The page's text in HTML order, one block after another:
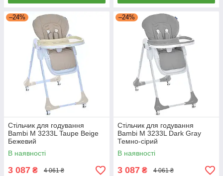
–24%
Стільчик для годування
Bambi M 3233L Taupe Beige
Бежевий
В наявності
3 087 ₴ 4 061 ₴
–24%
Стільчик для годування
Bambi M 3233L Dark Gray
Темно-сірий
В наявності
3 087 ₴ 4 061 ₴